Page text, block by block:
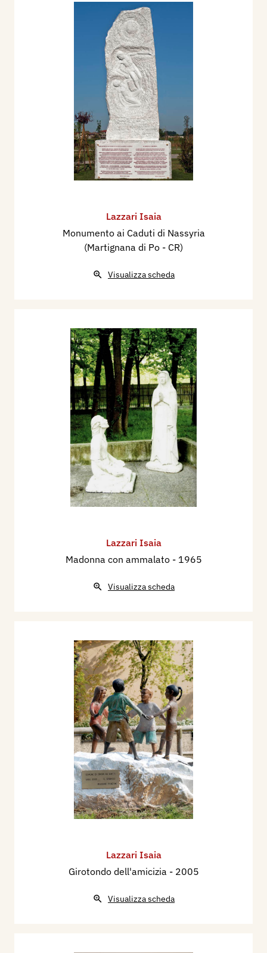
Lazzari Isaia
Monumento ai Caduti di Nassyria
(Martignana di Po - CR)
Visualizza scheda
Lazzari Isaia
Madonna con ammalato - 1965
Visualizza scheda
Lazzari Isaia
Girotondo dell'amicizia - 2005
Visualizza scheda